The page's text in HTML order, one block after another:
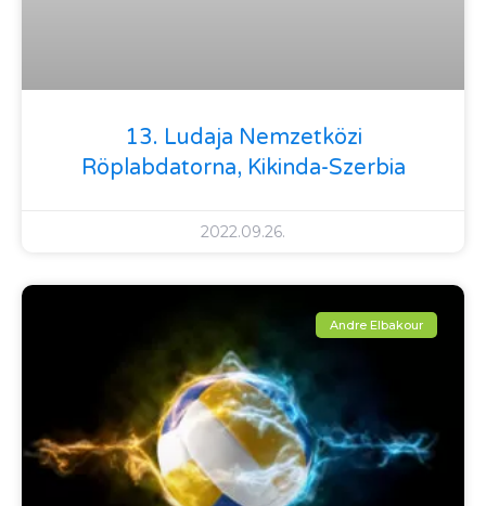
13. Ludaja Nemzetközi
Röplabdatorna, Kikinda-Szerbia
2022.09.26.
Andre Elbakour